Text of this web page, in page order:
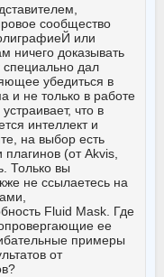
сообщество
или
ничего доказывать
специально дал
убедиться в
и не только в работе
что в
интеллект и
на выбор есть
плагинов (от Akvis,
Только вы
не ссылаетесь на
Fluid Mask. Где
ее
примеры
от